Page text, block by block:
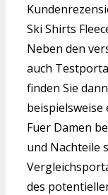
Ski Shirts
Neben den
auch
finden Sie
beispielsweise
Fuer Damen
und Nachteile
des